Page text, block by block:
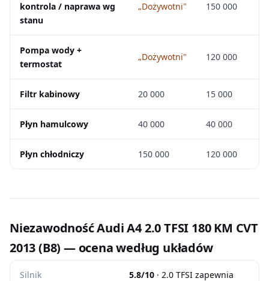
kontrola / naprawa wg
stanu
„Dożywotni" 150 000
Pompa wody +
termostat
„Dożywotni" 120 000
Filtr kabinowy 20 000 15 000
Płyn hamulcowy 40 000 40 000
Płyn chłodniczy 150 000 120 000
Niezawodność Audi A4 2.0 TFSI 180 KM CVT
2013 (B8) — ocena według układów
Silnik 5.8/10 · 2.0 TFSI zapewnia